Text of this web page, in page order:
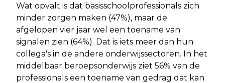
Wat opvalt is dat basisschoolprofessionals zich
minder zorgen maken (47%), maar de
afgelopen vier jaar wel een toename van
signalen zien (64%). Dat is iets meer dan hun
collega's in de andere onderwijssectoren. In het
middelbaar beroepsonderwijs ziet 56% van de
professionals een toename van gedrag dat kan